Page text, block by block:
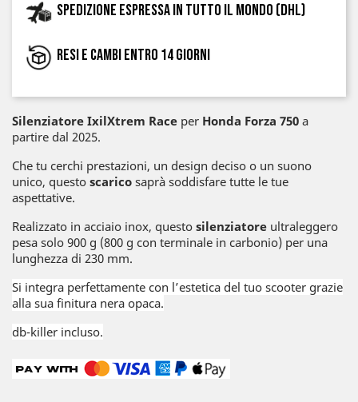
Spedizione espressa in tutto il mondo (DHL)
Resi e cambi entro 14 giorni
Silenziatore IxilXtrem Race per Honda Forza 750 a
partire dal 2025.
Che tu cerchi prestazioni, un design deciso o un suono
unico, questo scarico saprà soddisfare tutte le tue
aspettative.
Realizzato in acciaio inox, questo silenziatore ultraleggero
pesa solo 900 g (800 g con terminale in carbonio) per una
lunghezza di 230 mm.
Si integra perfettamente con l’estetica del tuo scooter grazie
alla sua finitura nera opaca.
db-killer incluso.